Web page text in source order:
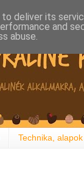
Technika, alapok
deliver its
and
abuse.